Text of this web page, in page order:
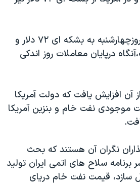
۲۰۲۴
اسرائیل
قيمت های نفت خام روزچهارشنبه به بشکه ای ۷۲ دلار و
درپايان معاملات روز اندکی
افزايش يافت که دولت آمريکا
موجودی نفت خام و بنزين آمريکا
نگران آن هستند که بحث
برنامه سلاح های اتمی ايران توليد
سازد، قيمت نفت خام دريای